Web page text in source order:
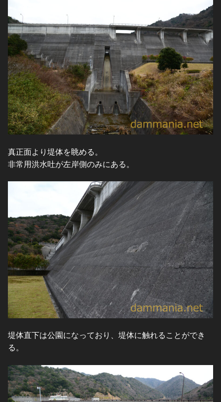
真正面より堤体を眺める。
非常用洪水吐が左岸側のみにある。
堤体直下は公園になっており、堤体に触れることができ
る。